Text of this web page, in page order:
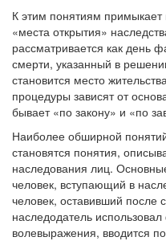
К этим понятиям
«места открытия»
рассматривается как день
смерти, указанный в
становится место
процедуры зависят от
бывает «по закону» и «по
Наиболее обширной
становятся понятия,
наследования лиц.
человек, вступающий в
человек, оставивший после
наследодатель
волевыражения, вводится